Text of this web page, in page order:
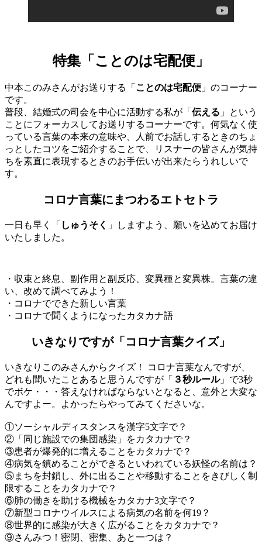
特集「ことのは宅配便」
中本このみさんがお送りする「 ことのは宅配便 」のコーナー
です。
普段、結婚式の司会を中心に活動する私が「 伝える 」という
ことにフォーカスしてお送りするコーナーです。何気なく使
っている言葉の本来の意味や、人前でお話しするときのちょ
っとしたコツをご紹介することで、リスナーの皆さんが気持
ちを素直に表現するときのお手伝いが出来たらうれしいで
す。
コロナ言葉にまつわるエトセトラ
一日も早く「 しゅうそく 」しますよう、願いを込めてお届け
いたしました。
・収束と終息、副作用と副反応、変異種と変異株。言葉の違
い、改めて調べてみよう！
・コロナでできた新しい言葉
・コロナで聞くようになったカタカナ語
いきなりですが「コロナ言葉クイズ」
いきなりこのみさんからクイズ！ コロナ言葉なんですが、
どれも聞いたことあると思うんですが「 ３秒ルール」で3秒
でボケ・・・答えなければならないとなると、意外と大変な
んですよー。よかったらやってみてくださいな。
①ソーシャルディスタンスを漢字5文字で？
②「同じ施設での集団感染」をカタカナで？
③患者が爆発的に増えることをカタカナで？
④病気を鎮めることができるといわれている妖怪の名前は？
⑤まちを封鎖し、外に出ることや移動することをきびしく制
限することをカタカナで？
⑥肺の働きを助ける機械をカタカナ3文字で？
⑦新型コロナウイルスによる病気の名前を何19？
⑧世界的に感染が大きく広がることをカタカナで？
⑨さんみつ！密閉、密集、あと一つは？